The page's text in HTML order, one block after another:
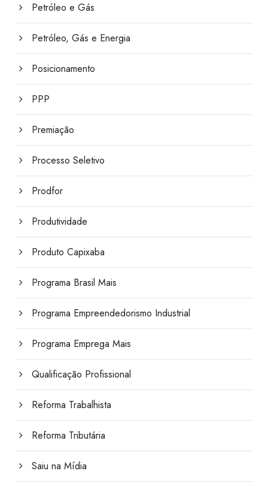
Petróleo e Gás
Petróleo, Gás e Energia
Posicionamento
PPP
Premiação
Processo Seletivo
Prodfor
Produtividade
Produto Capixaba
Programa Brasil Mais
Programa Empreendedorismo Industrial
Programa Emprega Mais
Qualificação Profissional
Reforma Trabalhista
Reforma Tributária
Saiu na Mídia